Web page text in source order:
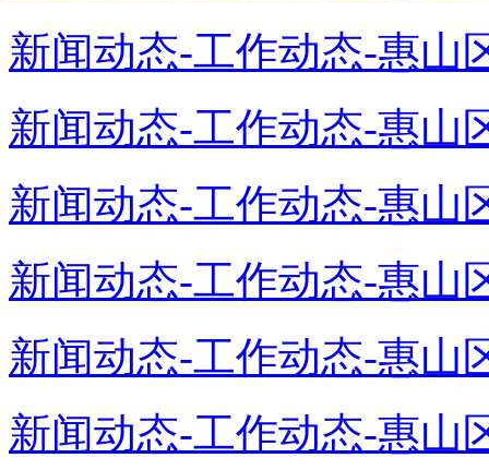
新闻动态-工作动态-惠山
新闻动态-工作动态-惠山
新闻动态-工作动态-惠山
新闻动态-工作动态-惠山
新闻动态-工作动态-惠山
新闻动态-工作动态-惠山